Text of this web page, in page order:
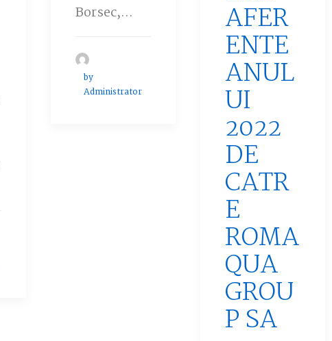
Borsec,…
by
Administrator
AFER
ENTE
ANUL
UI
2022
DE
CATR
E
ROMA
QUA
GROU
P SA